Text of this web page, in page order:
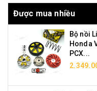
Được mua nhiều
Bộ nồi
Honda
PCX...